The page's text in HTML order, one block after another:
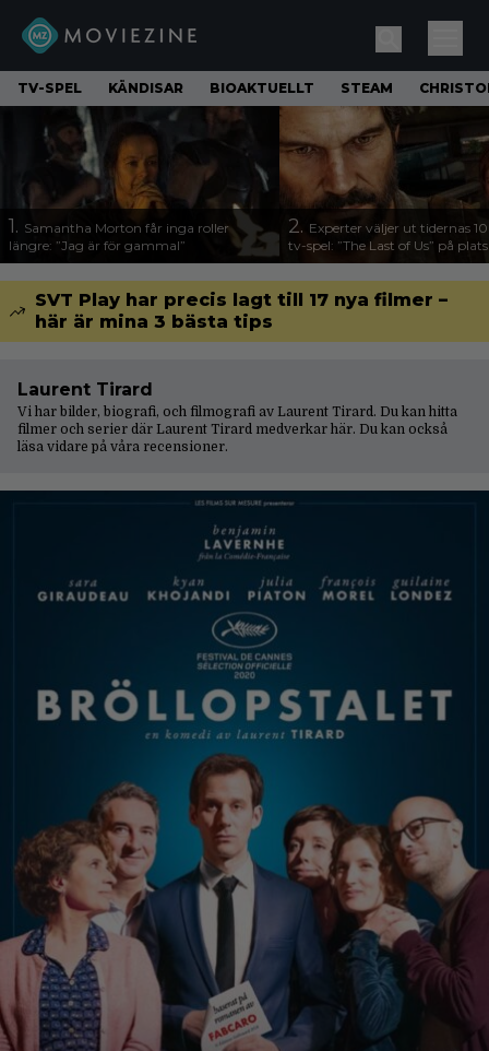
TV-SPEL KÄNDISAR BIOAKTUELLT STEAM
1. Samantha Morton får inga roller
längre: ”Jag är för gammal”
2. Experter väljer ut tidernas
tv-spel: ”The Last of Us” på
SVT Play har precis lagt till 17 nya filmer –
här är mina 3 bästa tips
Laurent Tirard
Vi har bilder, biografi, och filmografi av Laurent Tirard. Du kan hitta
filmer och serier där Laurent Tirard medverkar här. Du kan också
läsa vidare på våra recensioner.